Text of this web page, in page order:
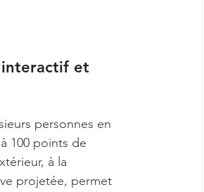
interactif et
personnes en
100 points de
à la
projetée, permet